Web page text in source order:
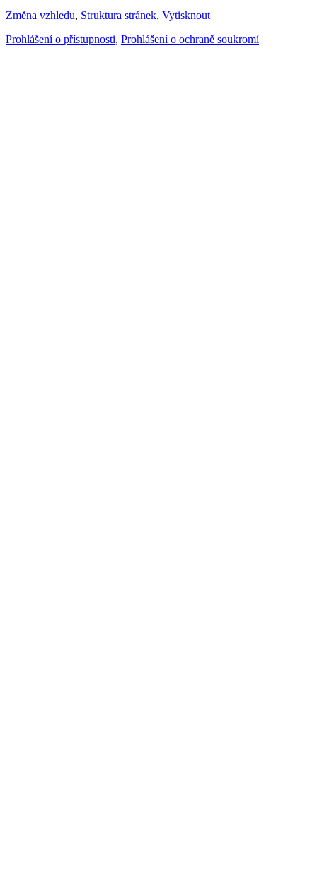
Změna vzhledu, Struktura stránek, Vytisknout
Prohlášení o přístupnosti, Prohlášení o ochraně soukromí